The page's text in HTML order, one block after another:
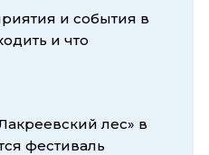
и события в
и что
лес» в
фестиваль